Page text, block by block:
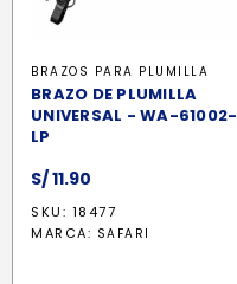
BRAZOS PARA PLUMILLA
BRAZO DE PLUMILLA
UNIVERSAL - WA-61002-
LP
S/11.90
SKU: 18477
MARCA: SAFARI